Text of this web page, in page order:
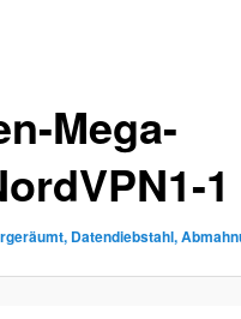
Mega-
1
Datendiebstahl,